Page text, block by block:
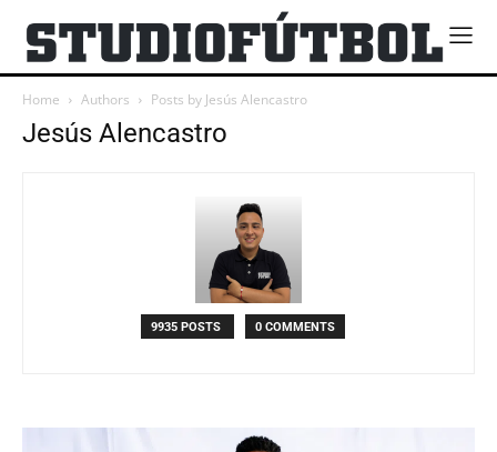
Home Authors Posts by Jesús Alencastro
Jesús Alencastro
9935 POSTS 0 COMMENTS